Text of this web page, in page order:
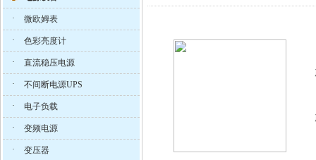
· 微欧姆表
· 色彩亮度计
· 直流稳压电源
· 不间断电源UPS
· 电子负载
· 变频电源
· 变压器